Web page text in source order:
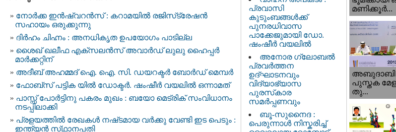
നോർക്ക ഇൻഷ്വറൻസ് : കറാമയിൽ രജിസ്‌ട്രേഷൻ
സഹായം ഒരുക്കുന്നു
ദിർഹം ചിഹ്നം : അനധികൃത ഉപയോഗം പാടില്ല
ശൈഖ് ഖലീഫ എക്സലന്‍സ് അവാർഡ് ലുലു ഹൈപ്പര്‍
മാര്‍ക്കറ്റിന്
അദീബ് അഹമ്മദ് ഐ. ഐ. സി. ഡയറക്ടർ ബോർഡ് മെമ്പർ
ഫോബ്‌സ് പട്ടിക യില്‍ ഡോക്ടര്‍. ഷംഷീര്‍ വയലില്‍ ഒന്നാമത്
പാസ്സ് പോര്‍ട്ടിനു പകരം മുഖം : ബയോ മെട്രിക് സംവിധാനം
നടപ്പിലാക്കി
പ്രളയത്തില്‍ രേ​ഖ​ക​ൾ ന​ഷ്​​ട​മാ​യ വര്‍ക്കു വേ​ണ്ടി ഇ​ട​ പെ​ടും :
ഇ​ന്ത്യ​ൻ സ്​​ഥാ​ന​പ​തി
പ്രവാസി
കുടുംബങ്ങൾക്ക്
പുനരധിവാസ
പാക്കേജുമായി ഡോ.
ഷംഷീർ വയലിൽ
അനോര ഗ്ലോബൽ
പ്രവർത്തന
ഉദ്ഘാടനവും
വിദ്യാഭ്യാസ
പുരസ്‌കാര
സമർപ്പണവും
ബൂ-സുനൈദ :
പെരുന്നാൾ നിസ്കരിച്ച്
മണിക്കൂര്‍...
അബുദാബി
പുസ്തക
തു...